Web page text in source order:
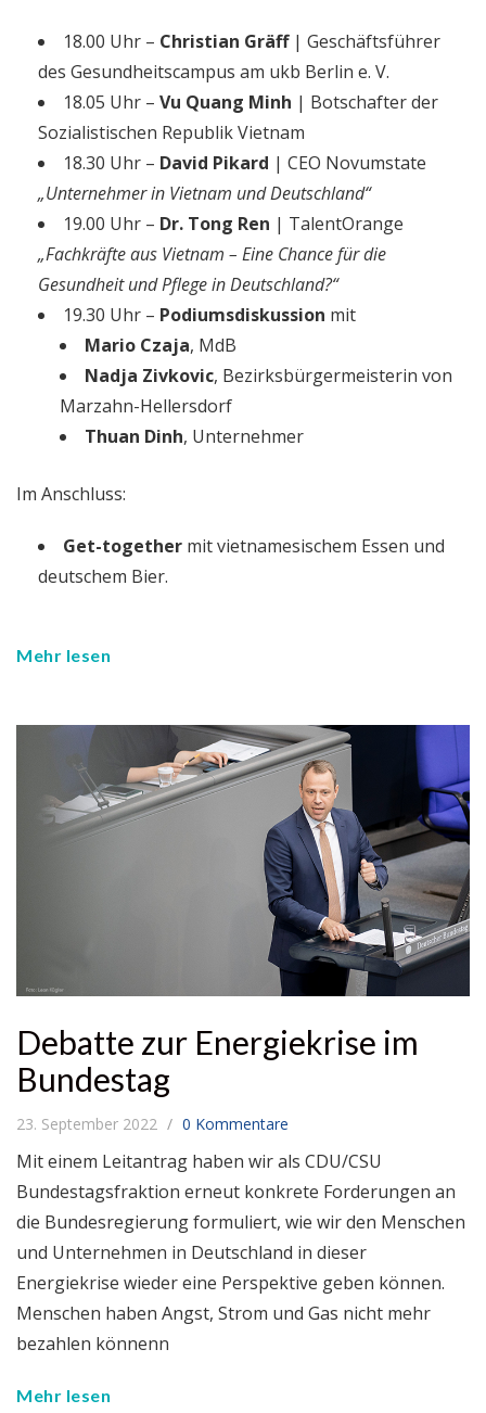
18.00 Uhr – Christian Gräff| Geschäftsführer
des Gesundheitscampus am ukb Berlin e. V.
18.05 Uhr – Vu Quang Minh | Botschafter der
Sozialistischen Republik Vietnam
18.30 Uhr – David Pikard | CEO Novumstate
„Unternehmer in Vietnam und Deutschland“
19.00 Uhr – Dr. Tong Ren | TalentOrange
„Fachkräfte aus Vietnam – Eine Chance für die
Gesundheit und Pflege in Deutschland?“
19.30 Uhr – Podiumsdiskussion mit
Mario Czaja, MdB
Nadja Zivkovic, Bezirksbürgermeisterin von
Marzahn-Hellersdorf
Thuan Dinh, Unternehmer
Im Anschluss:
Get-together mit vietnamesischem Essen und
deutschem Bier.
Mehr lesen
Debatte zur Energiekrise im
Bundestag
23. September 2022 0 Kommentare
Mit einem Leitantrag haben wir als CDU/CSU
Bundestagsfraktion erneut konkrete Forderungen an
die Bundesregierung formuliert, wie wir den Menschen
und Unternehmen in Deutschland in dieser
Energiekrise wieder eine Perspektive geben können.
Menschen haben Angst, Strom und Gas nicht mehr
bezahlen könnenn
Mehr lesen